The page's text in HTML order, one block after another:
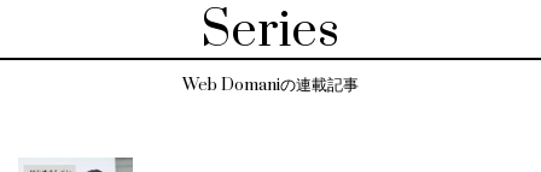
Series
Web Domaniの連載記事